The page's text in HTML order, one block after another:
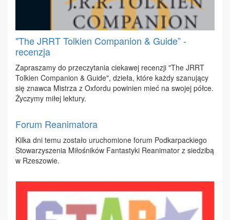
"The JRRT Tolkien Companion & Guide” -
recenzja
Za­pra­sza­my do prze­czy­ta­nia cie­ka­wej re­cen­zji "The JRRT
Tol­kien Com­pa­nion & Gu­ide", dzie­ła, któ­re każ­dy sza­nu­ją­cy
się znaw­ca Mi­strza z Oxfor­du po­wi­nien mieć na swo­jej pół­ce.
Ży­czy­my mi­łej lek­tu­ry.
Forum Reanimatora
Kil­ka dni te­mu zo­sta­ło uru­cho­mio­ne fo­rum Pod­kar­pac­kie­go
Sto­wa­rzy­sze­nia Mi­ło­śni­ków Fan­ta­sty­ki Re­ani­ma­tor z sie­dzi­bą
w Rze­szo­wie.